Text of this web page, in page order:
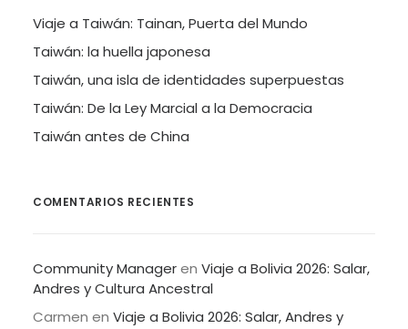
Viaje a Taiwán: Tainan, Puerta del Mundo
Taiwán: la huella japonesa
Taiwán, una isla de identidades superpuestas
Taiwán: De la Ley Marcial a la Democracia
Taiwán antes de China
COMENTARIOS RECIENTES
Community Manageren Viaje a Bolivia 2026: Salar,
Andres y Cultura Ancestral
Carmen en Viaje a Bolivia 2026: Salar, Andres y